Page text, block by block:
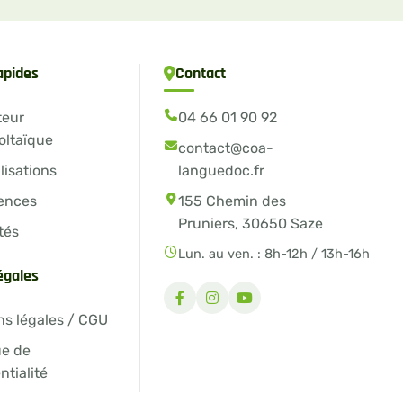
légales / CGU
de
Contact
04 66 01 90 92
contact@coa-
languedoc.fr
155 Chemin des
Pruniers, 30650 Saze
Lun. au ven. : 8h-12h / 13h-16h